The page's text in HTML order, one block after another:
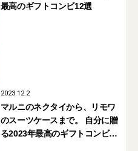
最高のギフトコンビ12選
2023.12.2
マルニのネクタイから、リモワ
のスーツケースまで。 自分に贈
る2023年最高のギフトコンビ12